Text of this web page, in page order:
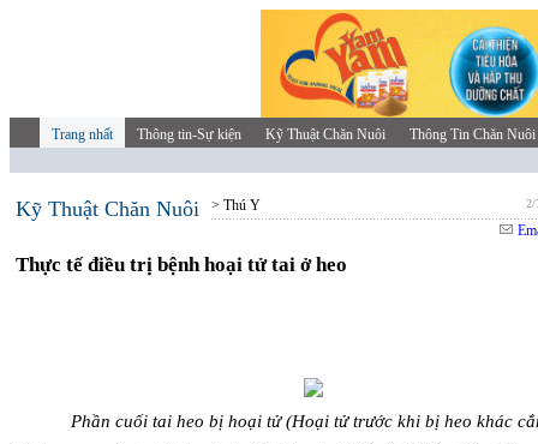
Trang nhất Thông tin-Sự kiện Kỹ Thuật Chăn Nuôi Thông Tin Chăn Nuôi
Kỹ Thuật Chăn Nuôi > Thú Y 2/
Thực tế điều trị bệnh hoại tử tai ở heo
Phần cuối tai heo bị hoại tử (Hoại tử trước khi bị heo khác